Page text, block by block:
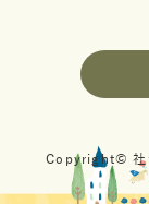
Copyright© 社